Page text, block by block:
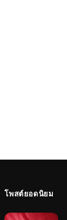
โพสต์ยอดนิยม